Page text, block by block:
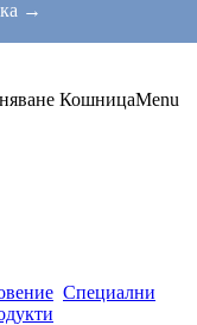
→
КошницаMenu
Специални